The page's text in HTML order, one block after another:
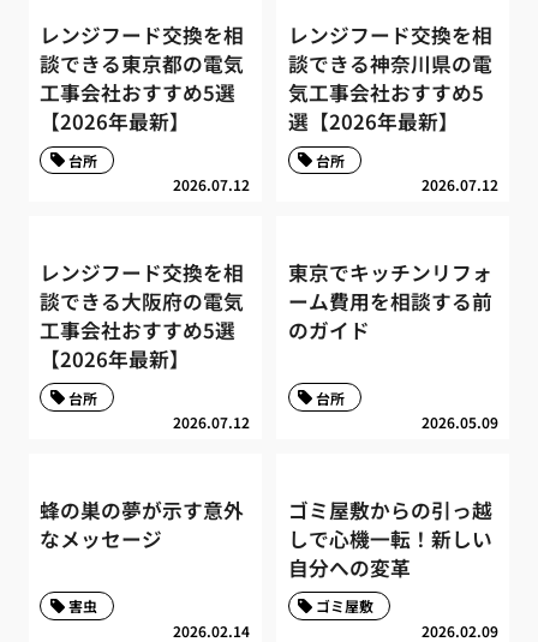
レンジフード交換を相
談できる東京都の電気
工事会社おすすめ5選
【2026年最新】
2026.07.12
台所
レンジフード交換を相
談できる神奈川県の電
気工事会社おすすめ5
選【2026年最新】
2026.07.12
台所
レンジフード交換を相
談できる大阪府の電気
工事会社おすすめ5選
【2026年最新】
2026.07.12
台所
東京でキッチンリフォ
ーム費用を相談する前
のガイド
2026.05.09
台所
蜂の巣の夢が示す意外
なメッセージ
2026.02.14
害虫
ゴミ屋敷からの引っ越
しで心機一転！新しい
自分への変革
2026.02.09
ゴミ屋敷